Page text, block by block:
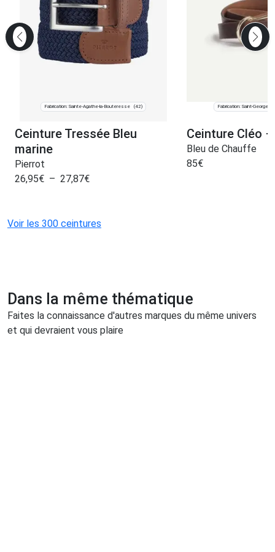
Fabrication: Sainte-Agathe-la-Bouteresse (42)
Ceinture Tressée Bleu
marine
Pierrot
26,95€ – 27,87€
Fabrication: Saint-
Ceinture Cléo
Bleu de Chauffe
85€
Voir les 300 ceintures
Dans la même thématique
Faites la connaissance d'autres marques du même univers
et qui devraient vous plaire